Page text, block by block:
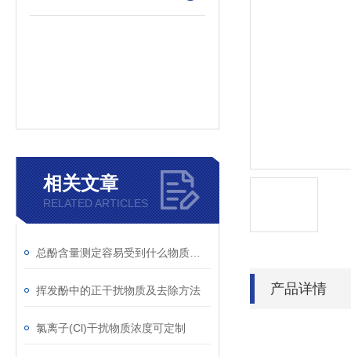
相关文章
RELATED ARTICLES
挥发酚中的正干扰物质及去除方法
氯离子(Cl)干扰物质浓度可定制
产品详情